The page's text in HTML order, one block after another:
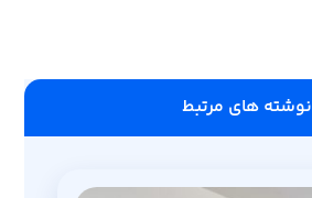
‫نوشته های مرتبط